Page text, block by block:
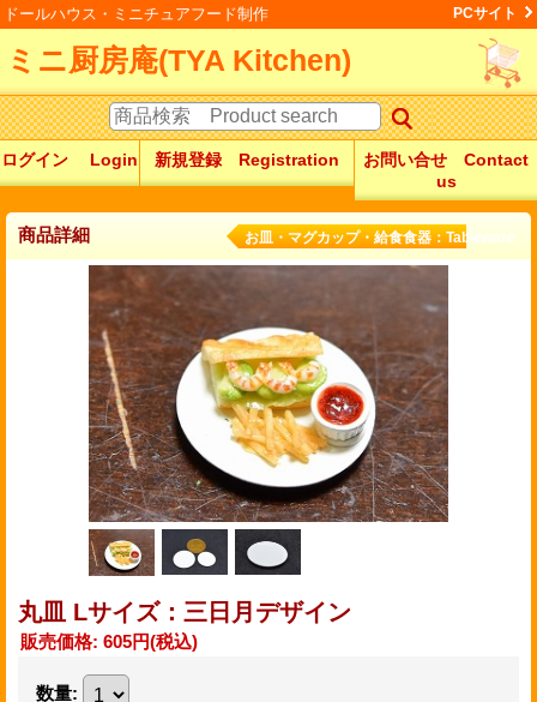
ドールハウス・ミニチュアフード制作 PCサイト
ミニ厨房庵(TYA Kitchen)
ログイン Login 新規登録 Registration
お問い合せ Contact
us
商品詳細 お皿・マグカップ・給食食器：Tableware
丸皿 Lサイズ：三日月デザイン
販売価格: 605円(税込)
数量: